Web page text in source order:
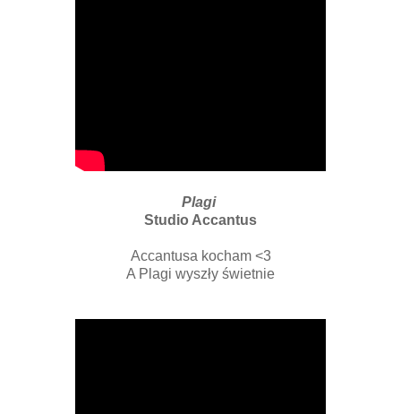
Plagi
Studio Accantus
Accantusa kocham <3
A Plagi wyszły świetnie